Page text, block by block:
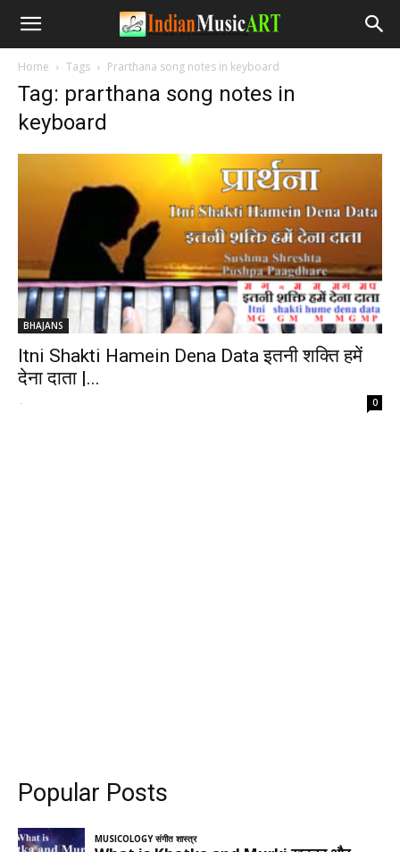
Home Tags Prarthana song notes in keyboard
Tag: prarthana song notes in
keyboard
BHAJANS
Itni Shakti Hamein Dena Data इतनी शक्ति हमें
देना दाता |...
- 0
Popular Posts